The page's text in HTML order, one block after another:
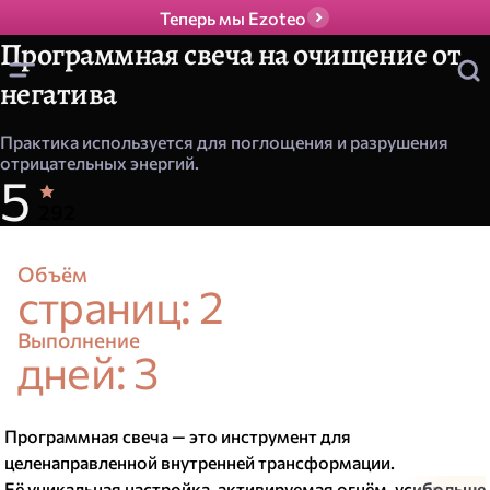
Теперь мы Ezoteo
Программная свеча на очищение от
негатива
Практика используется для поглощения и разрушения
отрицательных энергий.
Р
е
й
т
и
5
з
в
е
з
д
а
с
н
о
в
а
н
и
ц
н
о
к
Программная свеча — это инструмент для
целенаправленной внутренней трансформации.
Объём
страниц: 2
Выполнение
дней: 3